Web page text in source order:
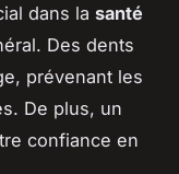
dans la santé
Des dents
prévenant les
De plus, un
confiance en